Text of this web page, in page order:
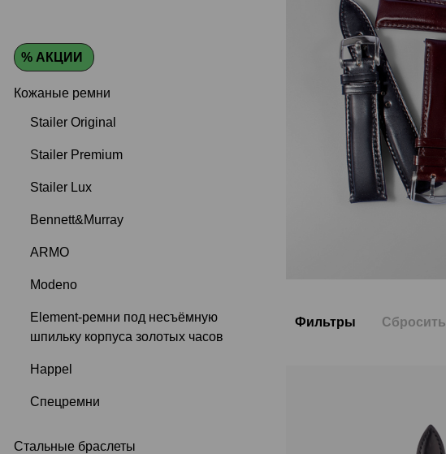
% АКЦИИ
Кожаные ремни
Stailer Original
Stailer Premium
Stailer Lux
Bennett&Murray
ARMO
Modeno
Element-ремни под несъёмную
шпильку корпуса золотых часов
Happel
Спецремни
Стальные браслеты
Фильтры Сбросить